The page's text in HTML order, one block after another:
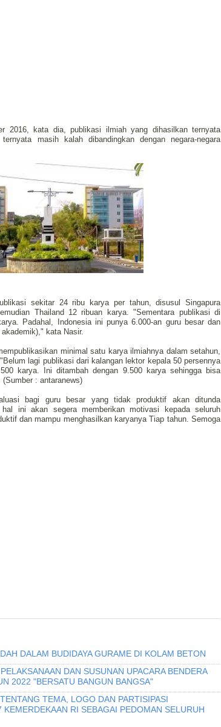
2016, kata dia, publikasi ilmiah yang dihasilkan ternyata
masih kalah dibandingkan dengan negara-negara
sekitar 24 ribu karya per tahun, disusul Singapura
Thailand 12 ribuan karya. "Sementara publikasi di
Padahal, Indonesia ini punya 6.000-an guru besar dan
kata Nasir.
minimal satu karya ilmiahnya dalam setahun,
lagi publikasi dari kalangan lektor kepala 50 persennya
karya. Ini ditambah dengan 9.500 karya sehingga bisa
: antaranews)
bagi guru besar yang tidak produktif akan ditunda
ini akan segera memberikan motivasi kepada seluruh
dan mampu menghasilkan karyanya Tiap tahun. Semoga
DALAM BUDIDAYA GURAME DI KOLAM BETON
DAN SUSUNAN UPACARA BENDERA
2022 "BERSATU BANGUN BANGSA"
TEMA, LOGO DAN PARTISIPASI
RI SEBAGAI PEDOMAN SELURUH